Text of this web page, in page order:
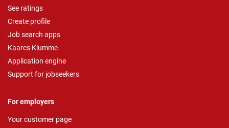
See ratings
Create profile
Job search apps
Kaares Klumme
Application engine
Support for jobseekers
For employers
Your customer page